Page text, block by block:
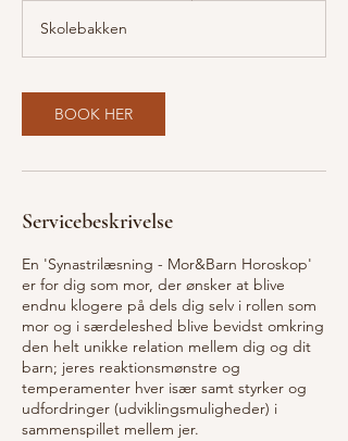
3
m
i
n
Skolebakken
BOOK HER
Servicebeskrivelse
En 'Synastrilæsning - Mor&Barn Horoskop'
er for dig som mor, der ønsker at blive
endnu klogere på dels dig selv i rollen som
mor og i særdeleshed blive bevidst omkring
den helt unikke relation mellem dig og dit
barn; jeres reaktionsmønstre og
temperamenter hver især samt styrker og
udfordringer (udviklingsmuligheder) i
sammenspillet mellem jer.